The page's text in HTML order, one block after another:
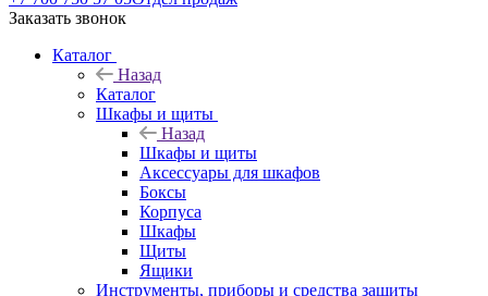
Заказать звонок
Каталог
Назад
Каталог
Шкафы и щиты
Назад
Шкафы и щиты
Аксессуары для шкафов
Боксы
Корпуса
Шкафы
Щиты
Ящики
Инструменты, приборы и средства защиты